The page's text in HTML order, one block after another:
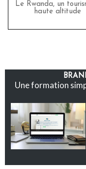
Le Rwanda, un
haute altitude
Une formation